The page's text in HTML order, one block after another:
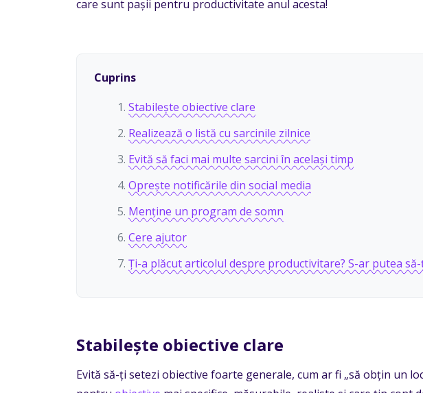
care sunt pașii pentru productivitate anul acesta!
Cuprins
Stabilește obiective clare
Realizează o listă cu sarcinile zilnice
Evită să faci mai multe sarcini în același timp
Oprește notificările din social media
Menține un program de somn
Cere ajutor
Ți-a plăcut articolul despre productivitare? S-ar putea să-
Stabilește obiective clare
Evită să-ți setezi obiective foarte generale, cum ar fi „să obțin un